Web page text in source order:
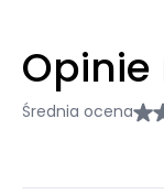
Średnia ocena